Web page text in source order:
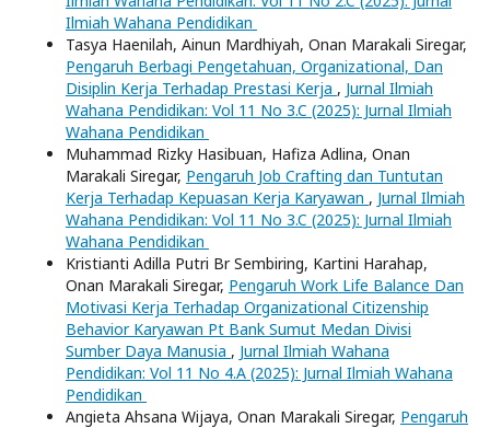
Ilmiah Wahana Pendidikan
Tasya Haenilah, Ainun Mardhiyah, Onan Marakali Siregar,
Pengaruh Berbagi Pengetahuan, Organizational, Dan
Disiplin Kerja Terhadap Prestasi Kerja , Jurnal Ilmiah
Wahana Pendidikan: Vol 11 No 3.C (2025): Jurnal Ilmiah
Wahana Pendidikan
Muhammad Rizky Hasibuan, Hafiza Adlina, Onan
Marakali Siregar, Pengaruh Job Crafting dan Tuntutan
Kerja Terhadap Kepuasan Kerja Karyawan , Jurnal Ilmiah
Wahana Pendidikan: Vol 11 No 3.C (2025): Jurnal Ilmiah
Wahana Pendidikan
Kristianti Adilla Putri Br Sembiring, Kartini Harahap,
Onan Marakali Siregar, Pengaruh Work Life Balance Dan
Motivasi Kerja Terhadap Organizational Citizenship
Behavior Karyawan Pt Bank Sumut Medan Divisi
Sumber Daya Manusia , Jurnal Ilmiah Wahana
Pendidikan: Vol 11 No 4.A (2025): Jurnal Ilmiah Wahana
Pendidikan
Angieta Ahsana Wijaya, Onan Marakali Siregar, Pengaruh